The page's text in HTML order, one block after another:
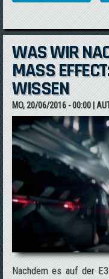
WAS WIR
MASS
WISSEN
MO, 20/06/2016 - 00:00|
Nachdem es auf der